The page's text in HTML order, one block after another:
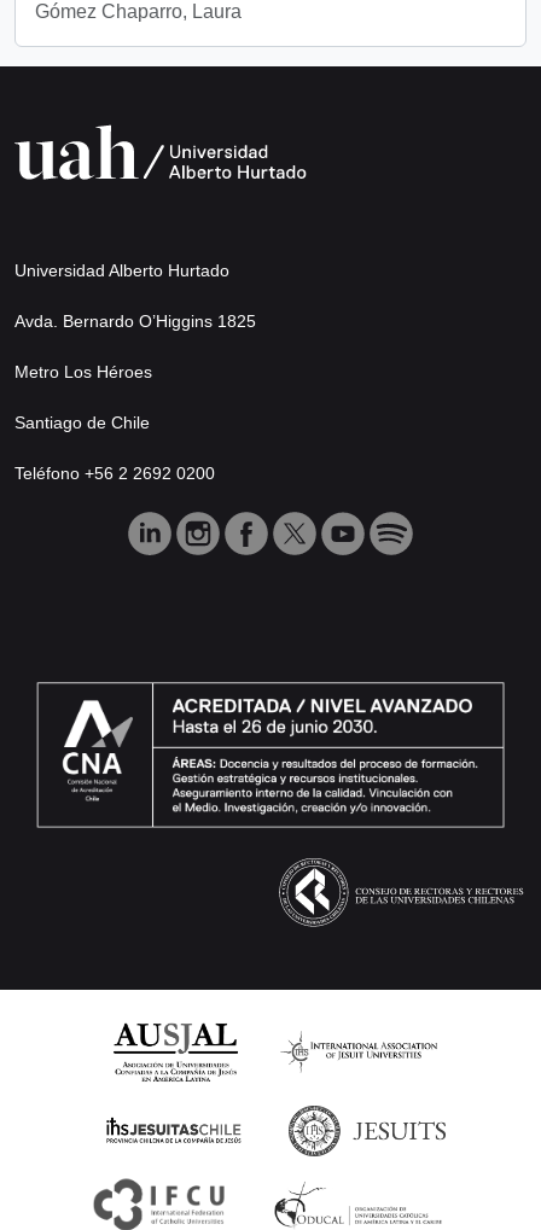
Gómez Chaparro, Laura
Universidad Alberto Hurtado
Avda. Bernardo O’Higgins 1825
Metro Los Héroes
Santiago de Chile
Teléfono +56 2 2692 0200